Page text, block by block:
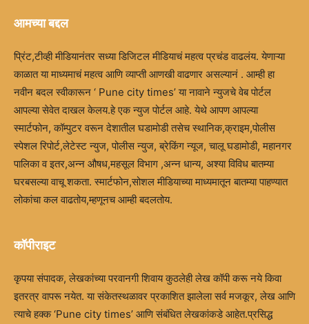
आमच्या बद्दल
प्रिंट,टीव्ही मीडियानंतर सध्या डिजिटल मीडियाचं महत्व प्रचंड वाढलंय. येणाऱ्या
काळात या माध्यमाचं महत्व आणि व्याप्ती आणखी वाढणार असल्यानं . आम्ही हा
नवीन बदल स्वीकारून ‘ Pune city times’ या नावाने न्युजचे वेब पोर्टल
आपल्या सेवेत दाखल केलय.हे एक न्युज पोर्टल आहे. येथे आपण आपल्या
स्मार्टफोन, कॉम्पुटर वरून देशातील घडामोडी तसेच स्थानिक,क्राइम,पोलीस
स्पेशल रिपोर्ट,लेटेस्ट न्युज, पोलीस न्युज, ब्रेकिंग न्यूज, चालू घडामोडी, महानगर
पालिका व इतर,अन्न औषध,महसूल विभाग ,अन्न धान्य, अश्या विविध बातम्या
घरबसल्या वाचू शकता. स्मार्टफोन,सोशल मीडियाच्या माध्यमातून बातम्या पाहण्यात
लोकांचा कल वाढतोय,म्हणूनच आम्ही बदलतोय.
कॉपीराइट
कृपया संपादक, लेखकांच्या परवानगी शिवाय कुठलेही लेख कॉपी करू नये किवा
इतरत्र वापरू नयेत. या संकेतस्थळावर प्रकाशित झालेला सर्व मजकूर, लेख आणि
त्याचे हक्क ‘Pune city times’ आणि संबंधित लेखकांकडे आहेत.प्रसिद्ध